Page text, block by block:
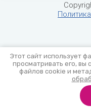
Этот сайт использует
просматривать его, вы
файлов cookie и